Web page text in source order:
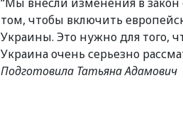
том, чтобы включить
Украины. Это нужно для того,
Украина очень серьезно
Подготовила Татьяна Адамович